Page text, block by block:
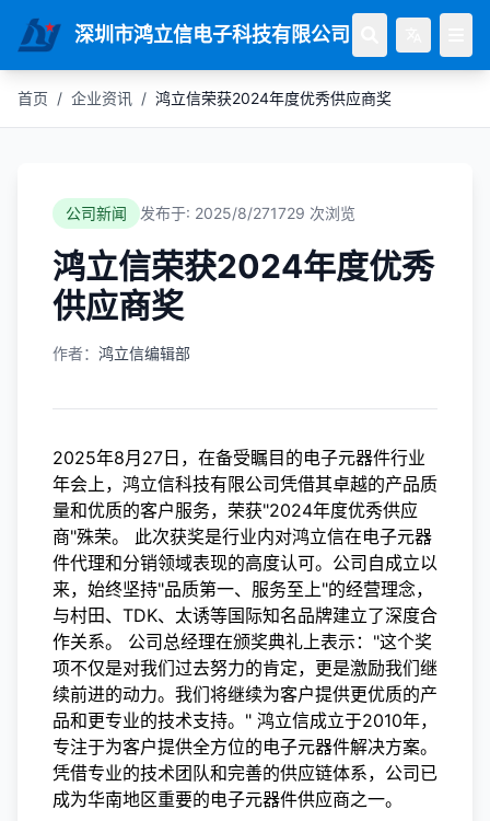
深圳市鸿立信电子科技有限公司
首页 / 企业资讯 / 鸿立信荣获2024年度优秀供应商奖
公司新闻 发布于: 2025/8/271729 次浏览
鸿立信荣获2024年度优秀
供应商奖
作者： 鸿立信编辑部
2025年8月27日，在备受瞩目的电子元器件行业
年会上，鸿立信科技有限公司凭借其卓越的产品质
量和优质的客户服务，荣获"2024年度优秀供应
商"殊荣。 此次获奖是行业内对鸿立信在电子元器
件代理和分销领域表现的高度认可。公司自成立以
来，始终坚持"品质第一、服务至上"的经营理念，
与村田、TDK、太诱等国际知名品牌建立了深度合
作关系。 公司总经理在颁奖典礼上表示："这个奖
项不仅是对我们过去努力的肯定，更是激励我们继
续前进的动力。我们将继续为客户提供更优质的产
品和更专业的技术支持。" 鸿立信成立于2010年，
专注于为客户提供全方位的电子元器件解决方案。
凭借专业的技术团队和完善的供应链体系，公司已
成为华南地区重要的电子元器件供应商之一。